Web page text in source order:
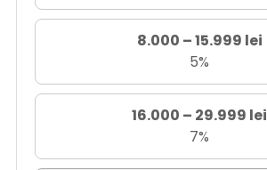
8.000 – 15.999 lei
5%
16.000 – 29.999 lei
7%